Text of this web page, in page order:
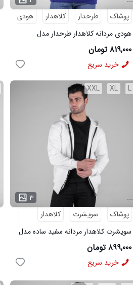
هودی مردانه
پوشاک
طرحدار کلاهدار هودی
هودی مردانه کلاهدار طرحدار مدل
49178
۸۱۹,۰۰۰ تومان
خرید سریع
L
XL
XXL
۳
...
پوشاک
سویشرت
کلاهدار
سویشرت کلاهدار مردانه سفید ساده مدل
49209
۸۹۹,۰۰۰ تومان
خرید سریع